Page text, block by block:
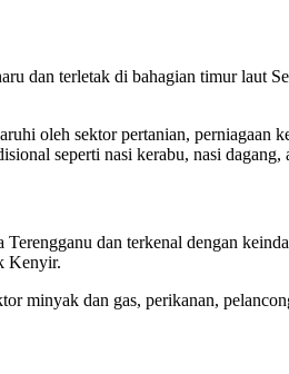
dan terletak di bahagian timur laut
oleh sektor pertanian, perniagaan
seperti nasi kerabu, nasi
dan terkenal dengan
Kenyir.
minyak dan gas, perikanan,